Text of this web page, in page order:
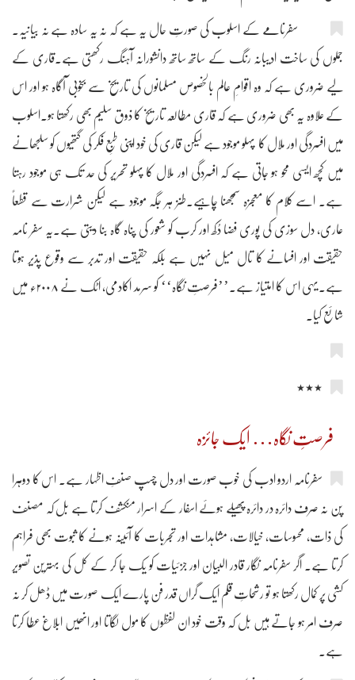
سفرنامے کے اسلوب کی صورتِ حال یہ ہے کہ نہ یہ سادہ ہے نہ بیانیہ۔
جملوں کی ساخت ادیبانہ رنگ کے ساتھ ساتھ دانشورانہ آہنگ رکھتی ہے۔قاری کے
لیے ضروری ہے کہ وہ اقوامِ عالم بالخصوص مسلمانوں کی تاریخ سے بخوبی آگاہ ہو اور اس
کے علاوہ یہ بھی ضروری ہے کہ قاری مطالعہ تاریخ کا ذوق سلیم بھی رکھتا ہو۔اسلوب
میں افسردگی اور ملال کا پہلو موجود ہے لیکن قاری کی خود اپنی طبعِ فکر کی گتھیوں کو سلجھانے
میں کچھ ایسی محو ہو جاتی ہے کہ افسردگی اور ملال کا پہلو تحریر کی حد تک ہی موجود رہتا
ہے۔ اسے کلام کا معجزہ سمجھنا چاہیے۔طنز ہر جگہ موجود ہے لیکن شرارت سے قطعاً
عاری، دل سوزی کی پوری فضا دُکھ اور کرب کو شعور کی پناہ گاہ بنا دیتی ہے۔یہ سفر نامہ
حقیقت اور افسانے کا تال میل نہیں ہے بلکہ حقیقت اور تدبر سے وقوع پذیر ہوتا
ہے۔یہی اس کا امتیاز ہے۔’’فرصتِ نگاہ‘‘ کو سرمد اکادمی، اٹک نے ۲۰۰۸ء میں
شائع کیا۔
٭٭٭
فرصتِ نگاہ… ایک جائزہ
سفرنامہ اردو ادب کی خوب صورت اور دل چسپ صنفِ اظہار ہے۔ اس کا دوہرا
پن نہ صرف دائرہ در دائرہ پھیلے ہوئے اسفار کے اسرار منکشف کرتا ہے بل کہ مصنف
کی ذات، محسوسات، خیالات، مشاہدات اور تجربات کا آئینہ ہونے کا ثبوت بھی فراہم
کرتا ہے۔ اگر سفرنامہ نگار قادر البیان اور جزئیات کو یک جا کر کے کل کی بہترین تصویر
کشی پر کمال رکھتا ہو تو رشحاتِ قلم ایک گراں قدر فن پارے ایک صورت میں ڈھل کر نہ
صرف امر ہو جاتے ہیں بل کہ وقت خود ان لفظوں کا مول لگاتا اور انھیں ابلاغ عطا کرتا
ہے۔